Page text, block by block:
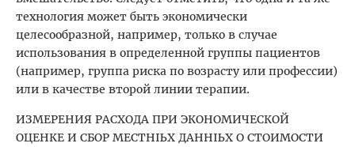
технология может быть экономически
целесообразной, например, только в случае
использования в определенной группы пациентов
(например, группа риска по возрасту или профессии)
или в качестве второй линии терапии.
ИЗМЕРЕНИЯ РАСХОДА ПРИ ЭКОНОМИЧЕСКОЙ
ОЦЕНКЕ И СБОР МЕСТНЫХ ДАННЫХ О СТОИМОСТИ